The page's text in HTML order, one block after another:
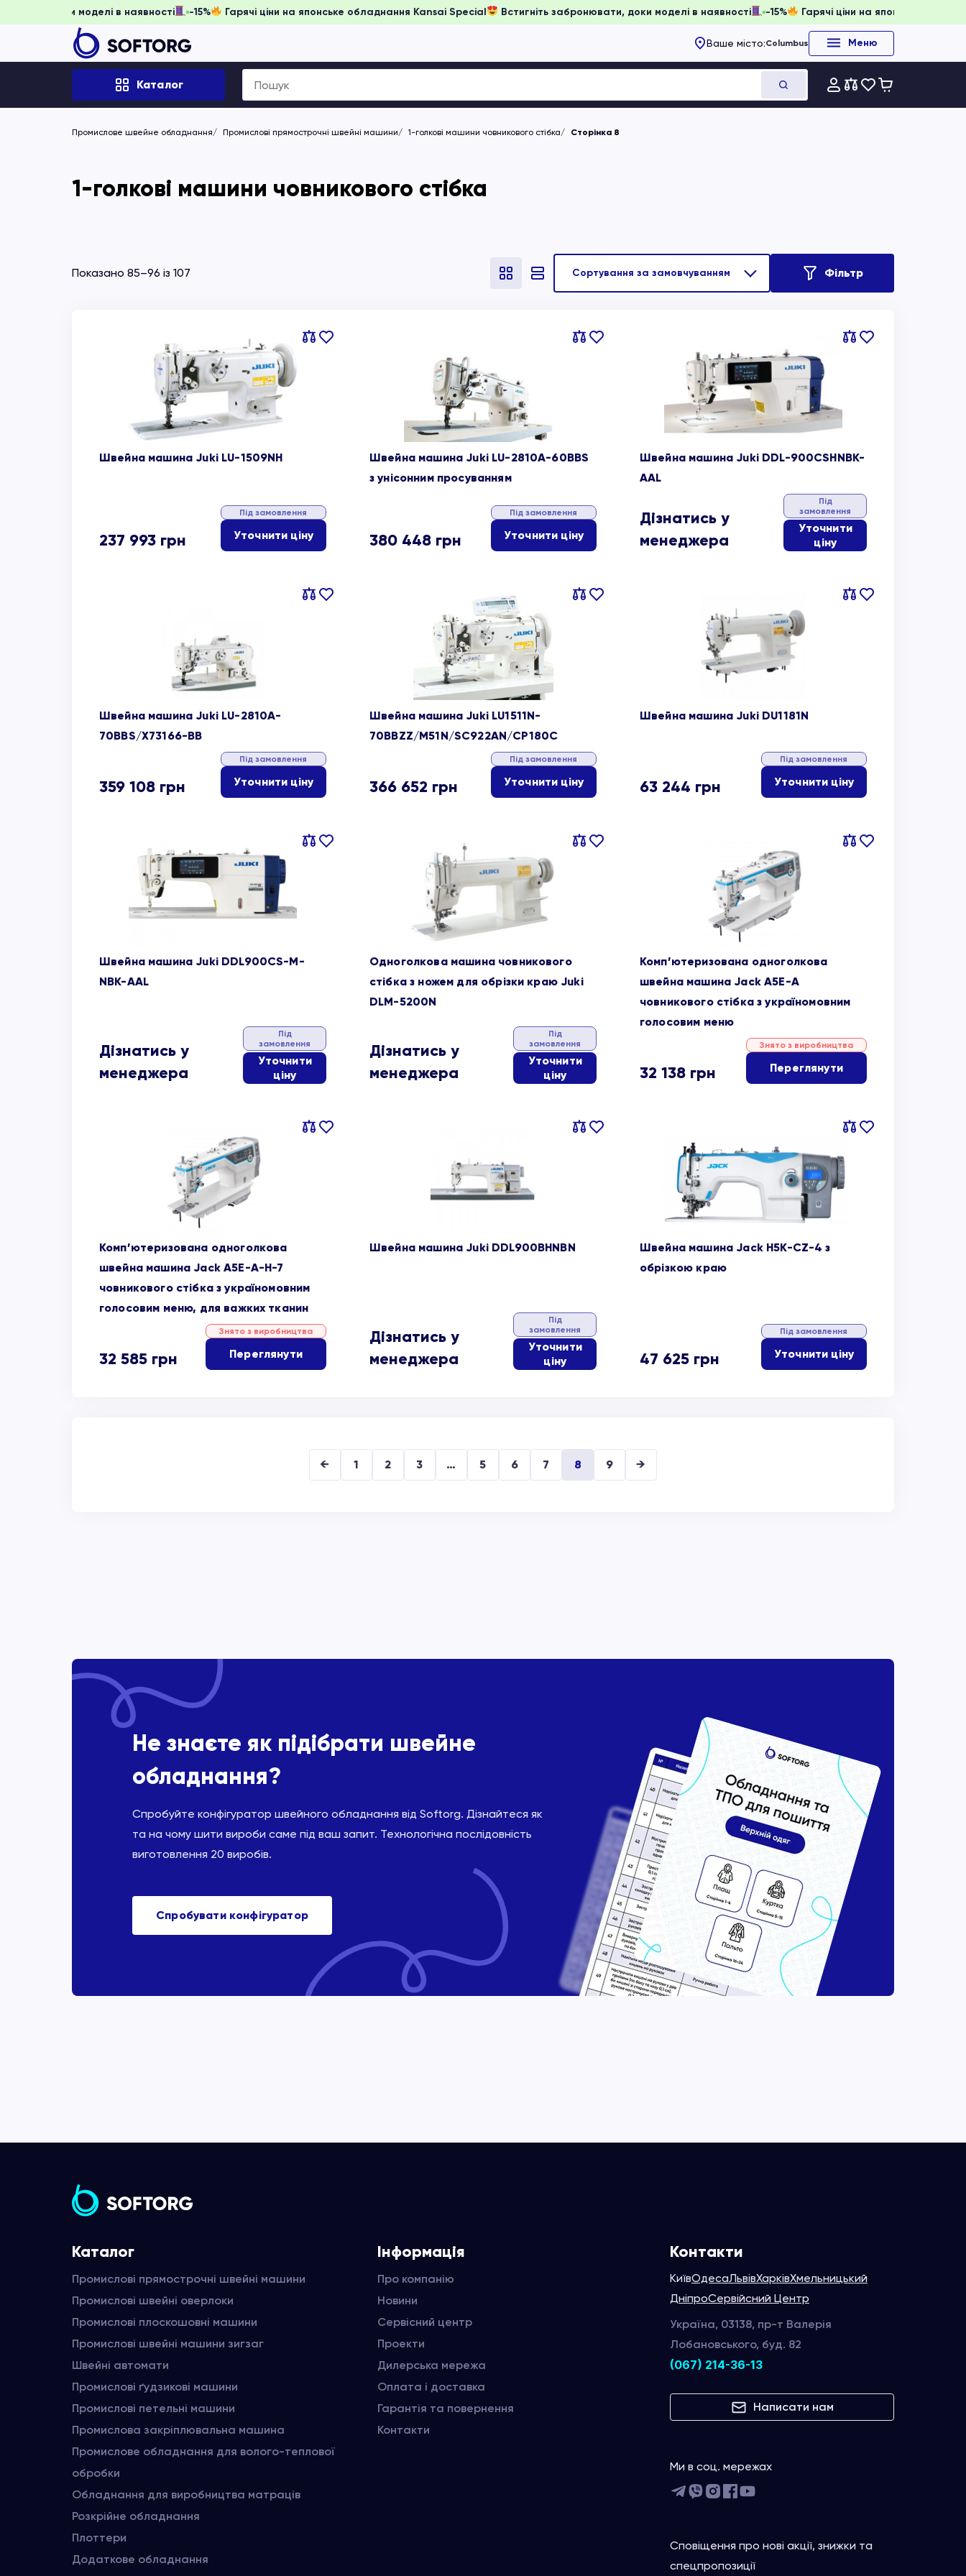
забронювати, доки моделі в наявності -15% Гарячі ціни на японське обладнання Kansai Special Встигніть забронювати, доки моделі в наявності -15% Гарячі ціни на
Ваше місто:Columbus Меню
Каталог
Search
for:
Промислове швейне обладнання Промислові прямострочні швейні машини 1-голкові машини човникового стібка Сторінка 8
1-голкові машини човникового стібка
Показано 85–96 із 107 Фільтр
Порівняти
В
Швейна машина Juki LU-1509NH
237 993 грн
Під замовлення
Уточнити ціну
Порівняти
В
Швейна машина Juki LU-2810A-60BBS
з унісонним просуванням
380 448 грн
Під замовлення
Уточнити ціну
Порівняти
В
Швейна машина Juki DDL-900CSHNBK-
AAL
Дізнатись у
менеджера
Під
замовлення
Уточнити
ціну
Порівняти
В
Швейна машина Juki LU-2810A-
70BBS/X73166-BB
359 108 грн
Під замовлення
Уточнити ціну
Порівняти
В
Швейна машина Juki LU1511N-
70BBZZ/M51N/SC922AN/CP180C
366 652 грн
Під замовлення
Уточнити ціну
Порівняти
В
Швейна машина Juki DU1181N
63 244 грн
Під замовлення
Уточнити ціну
Порівняти
В
Швейна машина Juki DDL900CS-M-
NBK-AAL
Дізнатись у
менеджера
Під
замовлення
Уточнити
ціну
Порівняти
В
Одноголкова машина човникового
стібка з ножем для обрізки краю Juki
DLM-5200N
Дізнатись у
менеджера
Під
замовлення
Уточнити
ціну
Порівняти
В
Комп’ютеризована одноголкова
швейна машина Jack A5E-A
човникового стібка з україномовним
голосовим меню
32 138 грн
Знято з виробництва
Переглянути
Порівняти
В
Комп’ютеризована одноголкова
швейна машина Jack A5E-A-H-7
човникового стібка з україномовним
голосовим меню, для важких тканин
32 585 грн
Знято з виробництва
Переглянути
Порівняти
В
Швейна машина Juki DDL900BHNBN
Дізнатись у
менеджера
Під
замовлення
Уточнити
ціну
Порівняти
В
Швейна машина Jack H5K-CZ-4 з
обрізкою краю
47 625 грн
Під замовлення
Уточнити ціну
← 1 2 3 … 5 6 7 8 9 →
Не знаєте як підібрати швейне
обладнання?
Спробуйте конфігуратор швейного обладнання від Softorg. Дізнайтеся як
та на чому шити вироби саме під ваш запит. Технологічна послідовність
виготовлення 20 виробів.
Спробувати конфігуратор
Каталог
Промислові прямострочні швейні машини
Промислові швейні оверлоки
Промислові плоскошовні машини
Промислові швейні машини зигзаг
Швейні автомати
Промислові ґудзикові машини
Промислові петельні машини
Промислова закріплювальна машина
Промислове обладнання для волого-теплової
обробки
Обладнання для виробництва матраців
Розкрійне обладнання
Плоттери
Додаткове обладнання
Інформація
Про компанію
Новини
Сервісний центр
Проекти
Дилерська мережа
Оплата і доставка
Гарантія та повернення
Контакти
Контакти
КиївОдесаЛьвівХарківХмельницький
ДніпроСервійсний Центр
Україна, 03138, пр-т Валерія
Лобановського, буд. 82
(067) 214-36-13
Написати нам
Ми в соц. мережах
Сповіщення про нові акції, знижки та
спецпропозиції